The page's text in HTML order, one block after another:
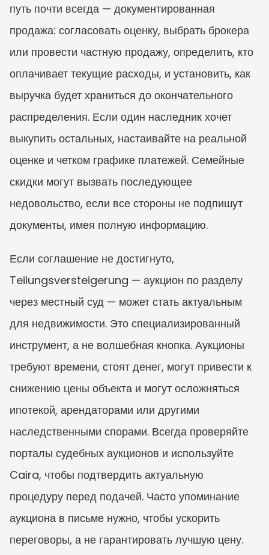
путь почти всегда — документированная
продажа: согласовать оценку, выбрать брокера
или провести частную продажу, определить, кто
оплачивает текущие расходы, и установить, как
выручка будет храниться до окончательного
распределения. Если один наследник хочет
выкупить остальных, настаивайте на реальной
оценке и четком графике платежей. Семейные
скидки могут вызвать последующее
недовольство, если все стороны не подпишут
документы, имея полную информацию.
Если соглашение не достигнуто,
Teilungsversteigerung — аукцион по разделу
через местный суд — может стать актуальным
для недвижимости. Это специализированный
инструмент, а не волшебная кнопка. Аукционы
требуют времени, стоят денег, могут привести к
снижению цены объекта и могут осложняться
ипотекой, арендаторами или другими
наследственными спорами. Всегда проверяйте
порталы судебных аукционов и используйте
Caira, чтобы подтвердить актуальную
процедуру перед подачей. Часто упоминание
аукциона в письме нужно, чтобы ускорить
переговоры, а не гарантировать лучшую цену.